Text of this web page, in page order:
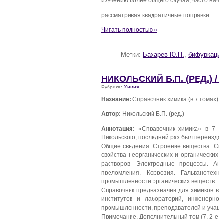
рассматривая квадратичные поправки.
Читать полностью »
Метки: Бахарев Ю.П.
НИКОЛЬСКИЙ Б.П. (РЕД.)
Рубрика: Химия
Название: Справочник химика (в 7 томах)
Автор: Никольский Б.П. (ред.)
Аннотация: «Справочник химика» в
Никольского, последний раз был
Общие сведения. Строение вещества.
свойства неорганических и
растворов. Электродные процессы.
преломления. Коррозия.
промышленности органических веществ.
Справочник предназначен для химиков
институтов и лабораторий,
промышленности, преподавателей и
Примечание. Дополнительный том (7, 2-е